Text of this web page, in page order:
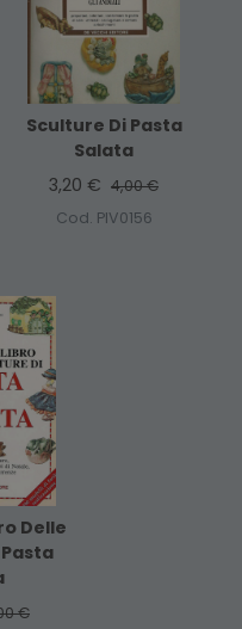
Sculture Di Pasta
Salata
3,20 € 4,00 €
Cod. PIV0156
Delle
€